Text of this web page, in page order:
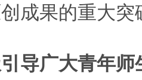
成果的重大突
导广大青年